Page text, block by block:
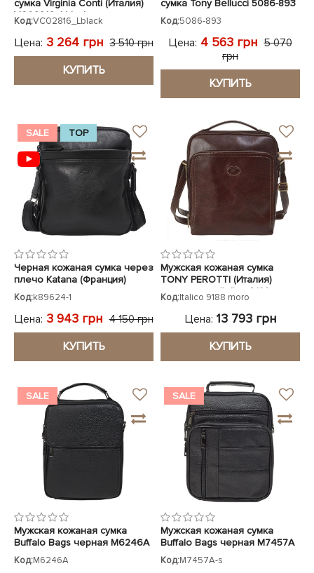
сумка Virginia Conti (Италия)
VC02816_Lblack
Код:VC02816_Lblack
Цена: 3 264 грн 3 510 грн
КУПИТЬ
сумка Tony Bellucci 5086-893
Код:5086-893
Цена: 4 563 грн 5 070
грн
КУПИТЬ
SALE TOP
Черная кожаная сумка через
плечо Katana (Франция)
Код:k89624-1
Цена: 3 943 грн 4 150 грн
КУПИТЬ
Мужская кожаная сумка
TONY PEROTTI (Италия)
коричневая Italico 9188 moro
Код:Italico 9188 moro
Цена: 13 793 грн
КУПИТЬ
SALE
Мужская кожаная сумка
Buffalo Bags черная M6246A
Код:M6246A
SALE
Мужская кожаная сумка
Buffalo Bags черная M7457A
Код:M7457A-s